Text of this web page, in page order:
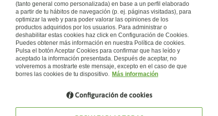
Tarjeta El Corte Inglés
Trabaja con nosotros
El Corte Inglés
Canal Ético
Guías de viaje
Catálogos
Auto check-in
Condiciones Generales
Política de privacidad
Política de cookies
Accesibilidad
Empresas/ Grupos
Internacional
España
Visita nuestro blog
Blog de Viajes el Corte inglés
(tanto general como personalizada) en base a un perfil elaborado
a partir de tu hábitos de navegación (p. ej. páginas visitadas), para
optimizar la web y para poder valorar las opiniones de los
productos adquiridos por los usuarios. Para administrar o
deshabilitar estas cookies haz click en Configuración de Cookies.
Puedes obtener más información en nuestra Política de cookies.
Pulsa el botón Aceptar Cookies para confirmar que has leído y
aceptado la información presentada. Después de aceptar, no
volveremos a mostrarte este mensaje, excepto en el caso de que
borres las cookies de tu dispositivo. Más información
Configuración de cookies